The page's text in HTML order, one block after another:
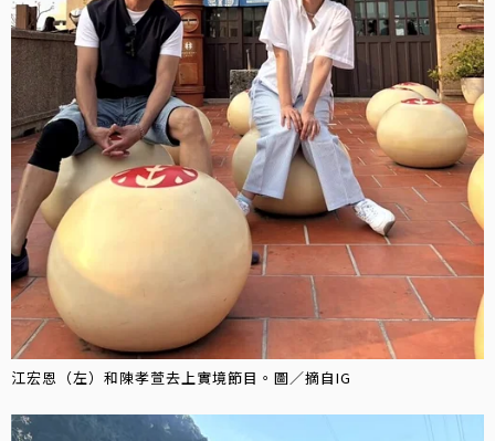
江宏恩（左）和陳孝萱去上實境節目。圖／摘自IG